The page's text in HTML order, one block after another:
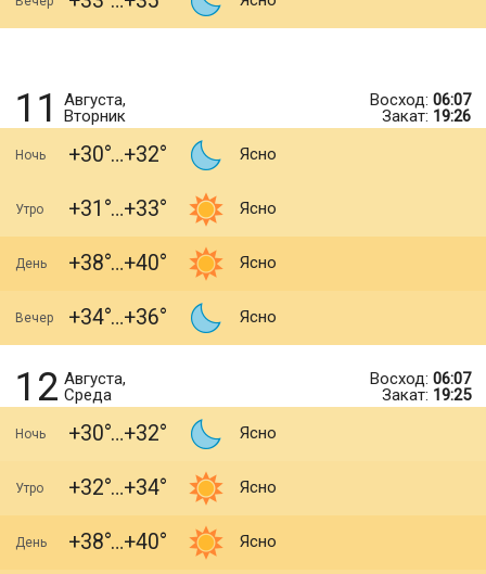
11
Августа,
Вторник
Восход: 06:07
Закат: 19:26
Ночь +30 +32 Ясно
Утро +31 +33 Ясно
День +38 +40 Ясно
Вечер +34 +36 Ясно
12 Августа,
Среда
Восход: 06:07
Закат: 19:25
Ночь +30 +32 Ясно
Утро +32 +34 Ясно
День +38 +40 Ясно